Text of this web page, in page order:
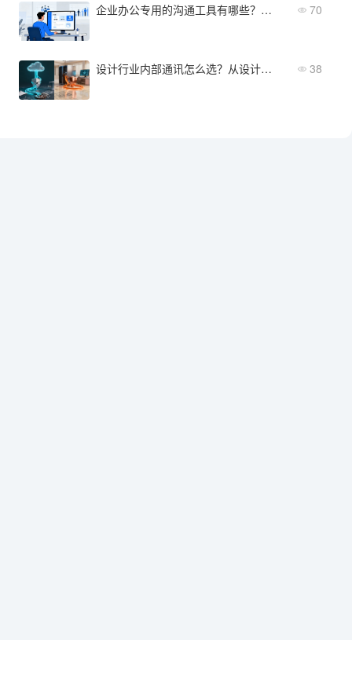
企业办公专用的沟通工具有哪些？和普通聊天软件有什么不同 70
设计行业内部通讯怎么选？从设计团队协作场景出发 38